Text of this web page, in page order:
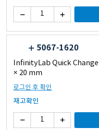
5067-1620
InfinityLab Quick
× 20 mm
로그인 후 확인
재고확인